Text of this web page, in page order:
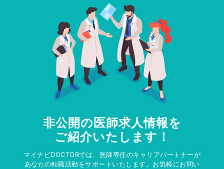
非公開の医師求人情報を
ご紹介いたします！
マイナビDOCTORでは、医師専任のキャリアパートナーが
あなたの転職活動をサポートいたします。お気軽にお問い